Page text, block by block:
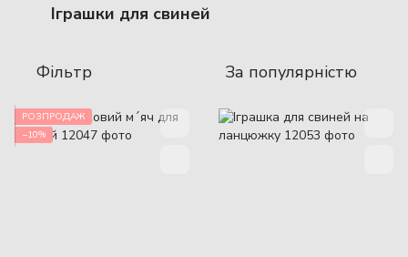
Іграшки для свиней
Фільтр За популярністю
РОЗПРОДАЖ
−10%